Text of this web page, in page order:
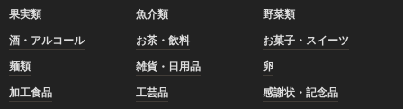
果実類
魚介類
野菜類
酒・アルコール
お茶・飲料
お菓子・スイーツ
麺類
雑貨・日用品
卵
加工食品
工芸品
感謝状・記念品